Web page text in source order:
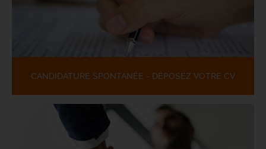
CANDIDATURE SPONTANÉE - DÉPOSEZ VOTRE CV